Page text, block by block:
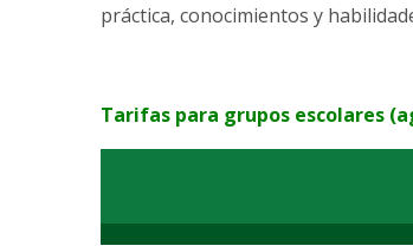
práctica, conocimientos y
Tarifas para grupos escolares